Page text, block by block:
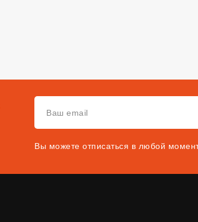
Вы можете отписаться в любой